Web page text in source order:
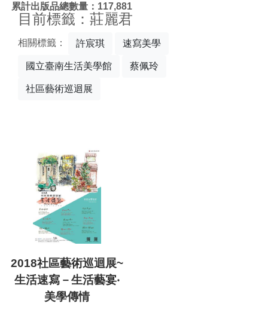
累計出版品總數量：117,881
目前標籤：莊麗君
相關標籤： 許宸琪 速寫美學
國立臺南生活美學館 蔡佩玲
社區藝術巡迴展
2018社區藝術巡迴展~
生活速寫－生活藝宴‧
美學傳情